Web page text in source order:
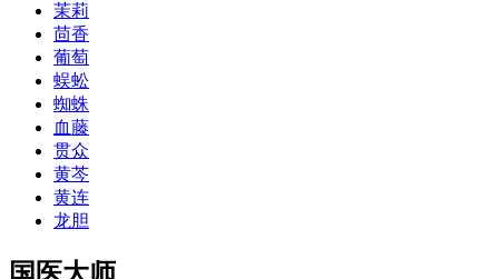
茉莉
茴香
葡萄
蜈蚣
蜘蛛
血藤
贯众
黄芩
黄连
龙胆